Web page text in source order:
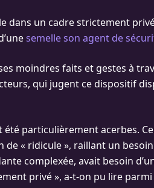
dans un cadre strictement
semelle son agent de
moindres faits et gestes à
qui jugent ce dispositif
été particulièrement acerbes.
de « ridicule », raillant un
complexée, avait besoin
privé », a-t-on pu lire